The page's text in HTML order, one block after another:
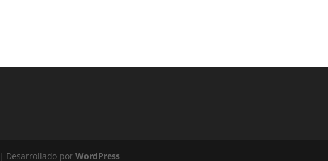
| Desarrollado porWordPress